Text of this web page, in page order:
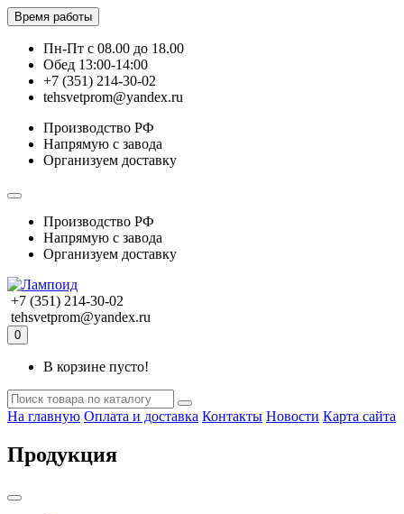
Время работы
Пн-Пт с 08.00 до 18.00
Обед 13:00-14:00
+7 (351) 214-30-02
tehsvetprom@yandex.ru
Производство РФ
Напрямую с завода
Организуем доставку
Производство РФ
Напрямую с завода
Организуем доставку
+7 (351) 214-30-02
tehsvetprom@yandex.ru
0
В корзине пусто!
На главную Оплата и доставка Контакты Новости Карта сайта
Продукция